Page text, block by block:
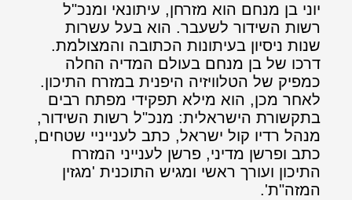
יוני בן מנחם הוא מזרחן, עיתונאי ומנכ"ל
רשות השידור לשעבר. הוא בעל עשרות
שנות ניסיון בעיתונות הכתובה והמצולמת.
דרכו של בן מנחם בעולם המדיה החלה
כמפיק של הטלוויזיה היפנית במזרח התיכון.
לאחר מכן, הוא מילא תפקידי מפתח רבים
בתקשורת הישראלית: מנכ"ל רשות השידור,
מנהל רדיו קול ישראל, כתב לענייניי שטחים,
כתב ופרשן מדיני, פרשן לענייני המזרח
התיכון ועורך ראשי ומגיש התוכנית 'מגזין
המזה"ת'.